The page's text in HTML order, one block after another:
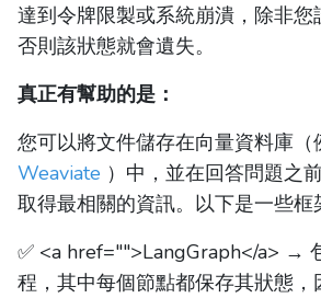
達到令牌限製或系統崩潰，除非您
否則該狀態就會遺失。
真正有幫助的是：
您可以將文件儲存在向量資料庫（
Weaviate ）中，並在回答問題之
取得最相關的資訊。以下是一些框
✅ <a href="">LangGraph</a> →
程，其中每個節點都保存其狀態，